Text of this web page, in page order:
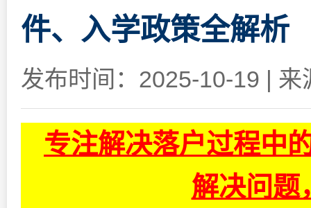
件、入学政策全解析
发布时间：2025-10-19 | 来
专注解决落户过程中
解决问题